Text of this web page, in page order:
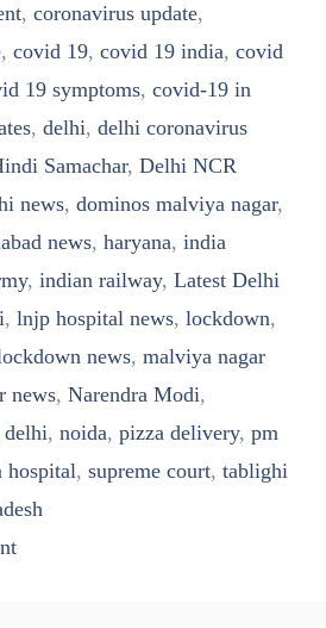
, coronavirus update,
, covid 19, covid 19 india, covid
19 symptoms, covid-19 in
, delhi, delhi coronavirus
Samachar, Delhi NCR
news, dominos malviya nagar,
news, haryana, india
, indian railway, Latest Delhi
, lnjp hospital news, lockdown,
news, malviya nagar
news, Narendra Modi,
delhi, noida, pizza delivery, pm
hospital, supreme court, tablighi